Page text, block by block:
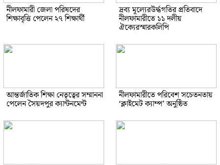
নীলফামারী জেলা পরিষদের
শিক্ষাবৃত্তি পেলেন ২৭ শিক্ষার্থী
দ্রব্য মূল্যেরউর্দ্ধগতির প্রতিবাদে
নীলফামারীতে ১১ দলীয়
ঐক্যেরস্মারকলিপি
আন্তর্জাতিক শিক্ষা নেতৃত্বের সম্মাননা
পেলেন সৈয়দপুর ক্যান্টনমেন্ট
নীলফামারীতে পরিবেশ সচেতনতায়
‘ক্লাইমেট ক্যাম্প’ অনুষ্ঠিত